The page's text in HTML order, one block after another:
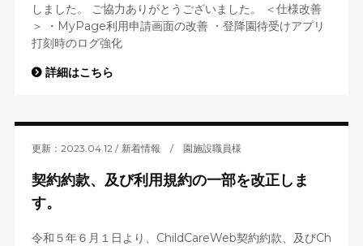
しました。 ご協力ありがとうございました。 ＜仕様改善
＞ ・MyPage利用申請画面の改善 ・登降園待受けアプリ
打刻時のログ強化
詳細はこちら
更新：2023.04.12 新着情報 / 園施設職員様
契約約款、及び利用規約の一部を改正しま
す。
令和５年６月１日より、ChildCareWeb契約約款、及びCh